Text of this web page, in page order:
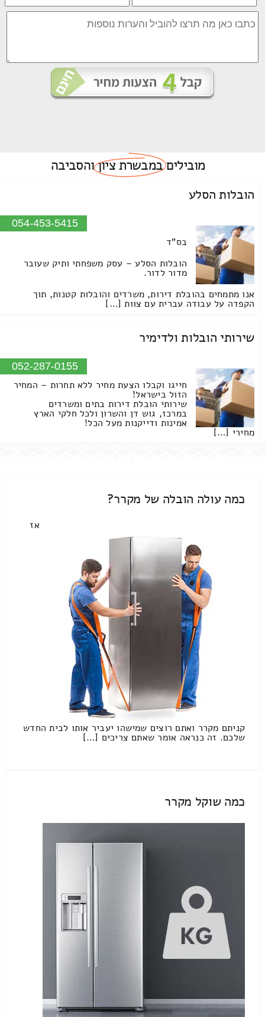
מוביליםבמבשרת ציוןוהסביבה
הובלות הסלע
054-453-5415
בס"ד
הובלות הסלע – עסק משפחתי ותיק שעובר
מדור לדור.
אנו מתמחים בהובלת דירות, משרדים והובלות קטנות, תוך
הקפדה על עבודה עברית עם צוות […]
שירותי הובלות ולדימיר
052-287-0155
חייגו וקבלו הצעת מחיר ללא תחרות – המחיר
הזול בישראל!
שירותי הובלת דירות בתים ומשרדים
במרכז, גוש דן והשרון ולכל חלקי הארץ
אמינות ודייקנות מעל הכל!
מחירי […]
כמה עולה הובלה של מקרר?
אז
קניתם מקרר ואתם רוצים שמישהו יעביר אותו לבית החדש
שלכם. זה כנראה אומר שאתם צריכים […]
כמה שוקל מקרר